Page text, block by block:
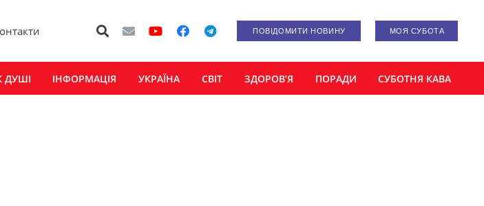
ПОВІДОМИТИ НОВИНУ МОЯ СУБОТА
ДУШІ ІНФОРМАЦІЯ УКРАЇНА СВІТ ЗДОРОВ’Я ПОРАДИ СУБОТНЯ КАВА